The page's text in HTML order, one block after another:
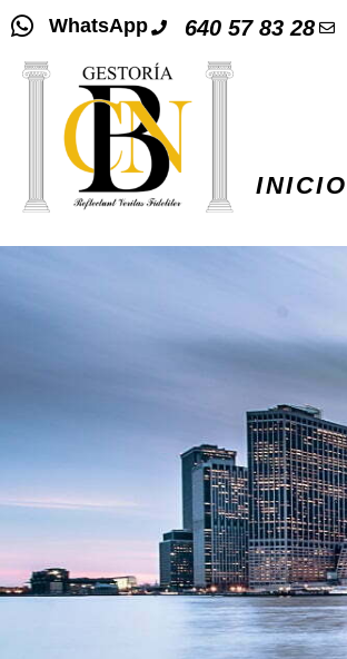
WhatsApp 640 57 83 28
INICIO